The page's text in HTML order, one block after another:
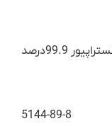
5144-89-8